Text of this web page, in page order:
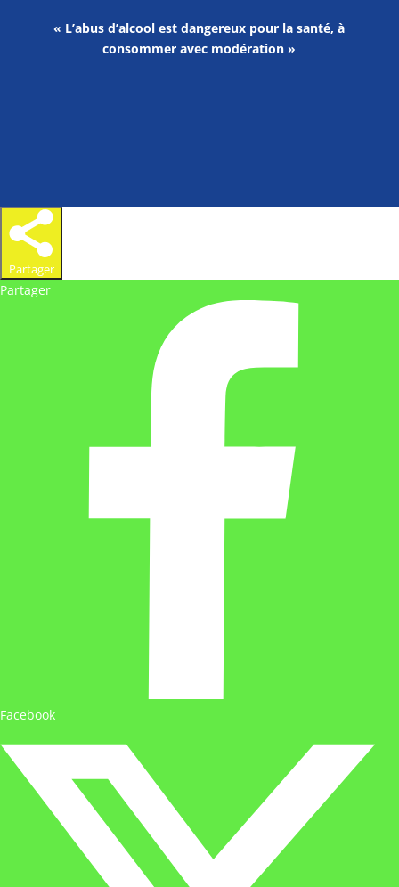
« L’abus d’alcool est dangereux pour la santé, à
consommer avec modération »
Partager
Partager
Facebook